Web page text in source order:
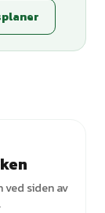
ved siden av